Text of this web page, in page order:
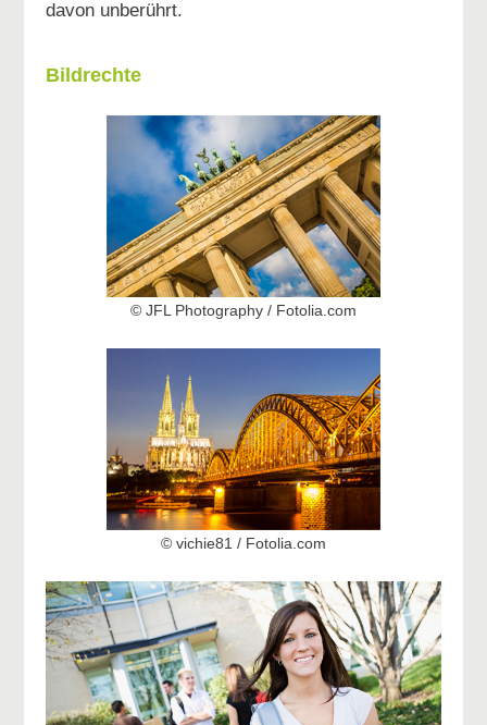
davon unberührt.
Bildrechte
© JFL Photography / Fotolia.com
© vichie81 / Fotolia.com